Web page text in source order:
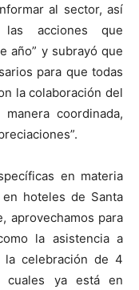
al sector, así
acciones que
año” y subrayó que
para que todas
la colaboración del
coordinada,
en materia
hoteles de Santa
aprovechamos para
la asistencia a
la celebración de 4
cuales ya está en